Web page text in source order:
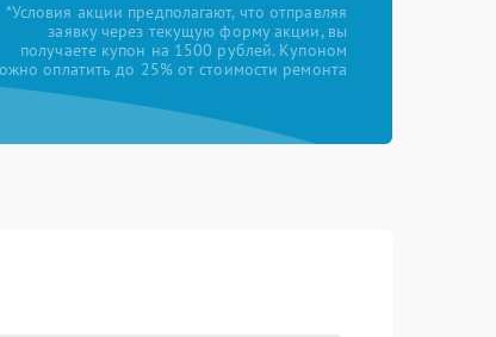
*Условия акции предполагают, что отправляя
заявку через текущую форму акции, вы
получаете купон на 1500 рублей. Купоном
оплатить до 25% от стоимости ремонта